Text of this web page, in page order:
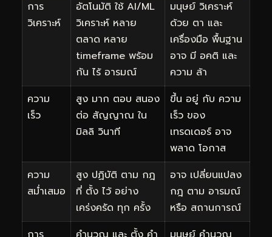
การ
วิเคราะห์
อัตโนมัติ ใช้ AI/ML
วิเคราะห์ หลาย
ตลาด หลาย
timeframe พร้อม
กัน ไร้ อารมณ์
มนุษย์ วิเคราะห์
ด้วย ตา และ
เครื่องมือ พื้นฐาน
อาจ มี อคติ และ
ความ ล้า
ความ
เร็ว
สูง มาก ตอบ สนอง
ต่อ สัญญาณ ใน
มิลลิ วินาที
ขึ้น อยู่ กับ ความ
เร็ว ของ
เทรดเดอร์ อาจ
พลาด โอกาส
ความ
สม่ำเสมอ
สูง ปฏิบัติ ตาม กฎ
ที่ ตั้ง ไว้ อย่าง
เคร่งครัด ทุก ครั้ง
อาจ เปลี่ยนแปลง
กฎ ตาม อารมณ์
หรือ สถานการณ์